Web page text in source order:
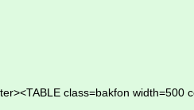
class=bakfon width=500